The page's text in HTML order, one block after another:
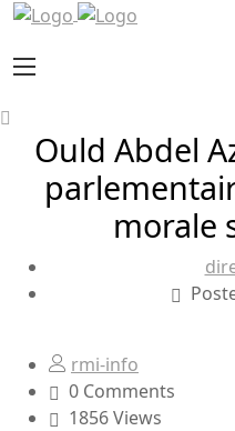
Ould Abdel
morale
rmi-info
0 Comments
1856 Views